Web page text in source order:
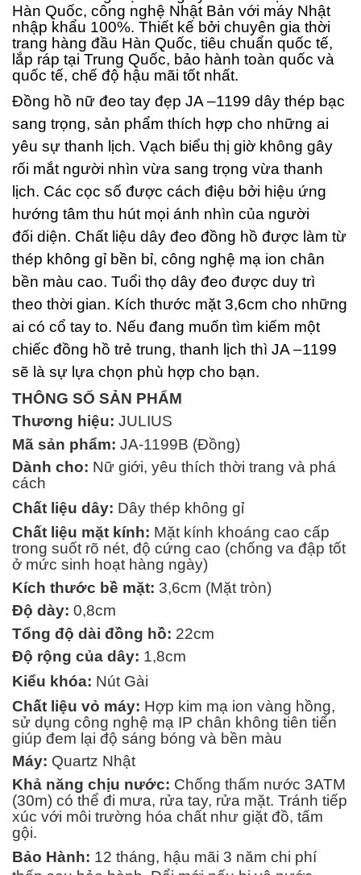
Hàn Quốc, công nghệ Nhật Bản với máy Nhật
nhập khẩu 100%. Thiết kế bởi chuyên gia thời
trang hàng đầu Hàn Quốc, tiêu chuẩn quốc tế,
lắp ráp tại Trung Quốc, bảo hành toàn quốc và
quốc tế, chế độ hậu mãi tốt nhất.
Đồng hồ nữ đeo tay đẹp JA –1199 dây thép bạc
sang trọng, sản phẩm thích hợp cho những ai
yêu sự thanh lịch. Vạch biểu thị giờ không gây
rối mắt người nhìn vừa sang trọng vừa thanh
lịch. Các cọc số được cách điệu bởi hiệu ứng
hướng tâm thu hút mọi ánh nhìn của người
đối diện. Chất liệu dây đeo đồng hồ được làm từ
thép không gỉ bền bỉ, công nghệ mạ ion chân
bền màu cao. Tuổi thọ dây đeo được duy trì
theo thời gian. Kích thước mặt 3,6cm cho những
ai có cổ tay to. Nếu đang muốn tìm kiếm một
chiếc đồng hồ trẻ trung, thanh lịch thì JA –1199
sẽ là sự lựa chọn phù hợp cho bạn.
THÔNG SỐ SẢN PHẨM
Thương hiệu: JULIUS
Mã sản phẩm: JA-1199B (Đồng)
Dành cho: Nữ giới, yêu thích thời trang và phá
cách
Chất liệu dây: Dây thép không gỉ
Chất liệu mặt kính: Mặt kính khoáng cao cấp
trong suốt rõ nét, độ cứng cao (chống va đập tốt
ở mức sinh hoạt hàng ngày)
Kích thước bề mặt: 3,6cm (Mặt tròn)
Độ dày: 0,8cm
Tổng độ dài đồng hồ: 22cm
Độ rộng của dây: 1,8cm
Kiểu khóa: Nút Gài
Chất liệu vỏ máy: Hợp kim mạ ion vàng hồng,
sử dụng công nghệ mạ IP chân không tiên tiến
giúp đem lại độ sáng bóng và bền màu
Máy: Quartz Nhật
Khả năng chịu nước: Chống thấm nước 3ATM
(30m) có thể đi mưa, rửa tay, rửa mặt. Tránh tiếp
xúc với môi trường hóa chất như giặt đồ, tấm
gội.
Bảo Hành: 12 tháng, hậu mãi 3 năm chi phí